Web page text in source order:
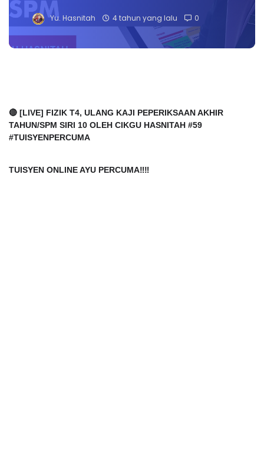
Yu. Hasnitah 4 tahun yang lalu 0
🔴 [LIVE] FIZIK T4, ULANG KAJI PEPERIKSAAN AKHIR
TAHUN/SPM SIRI 10 OLEH CIKGU HASNITAH #59
#TUISYENPERCUMA
TUISYEN ONLINE AYU PERCUMA‼️‼️